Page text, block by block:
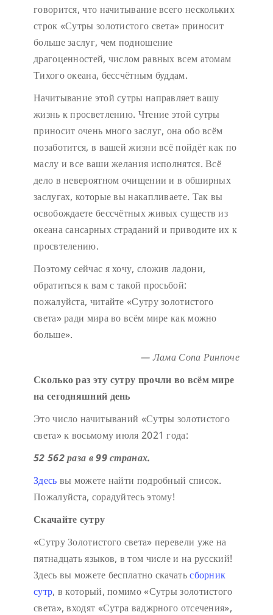
говорится, что начитывание всего нескольких
строк «Сутры золотистого света» приносит
больше заслуг, чем подношение
драгоценностей, числом равных всем атомам
Тихого океана, бессчётным буддам.
Начитывание этой сутры направляет вашу
жизнь к просветлению. Чтение этой сутры
приносит очень много заслуг, она обо всём
позаботится, в вашей жизни всё пойдёт как по
маслу и все ваши желания исполнятся. Всё
дело в невероятном очищении и в обширных
заслугах, которые вы накапливаете. Так вы
освобождаете бессчётных живых существ из
океана сансарных страданий и приводите их к
просвтелению.
Поэтому сейчас я хочу, сложив ладони,
обратиться к вам с такой просьбой:
пожалуйста, читайте «Сутру золотистого
света» ради мира во всём мире как можно
больше».
— Лама Сопа Ринпоче
Сколько раз эту сутру прочли во всём мире
на сегодняшний день
Это число начитываний «Сутры золотистого
света» к восьмому июля 2021 года:
52 562 раза в 99 странах.
Здесь вы можете найти подробный список.
Пожалуйста, сорадуйтесь этому!
Скачайте сутру
«Сутру Золотистого света» перевели уже на
пятнадцать языков, в том числе и на русский!
Здесь вы можете бесплатно скачатьсборник
сутр, в который, помимо «Сутры золотистого
света», входят «Сутра ваджрного отсечения»,